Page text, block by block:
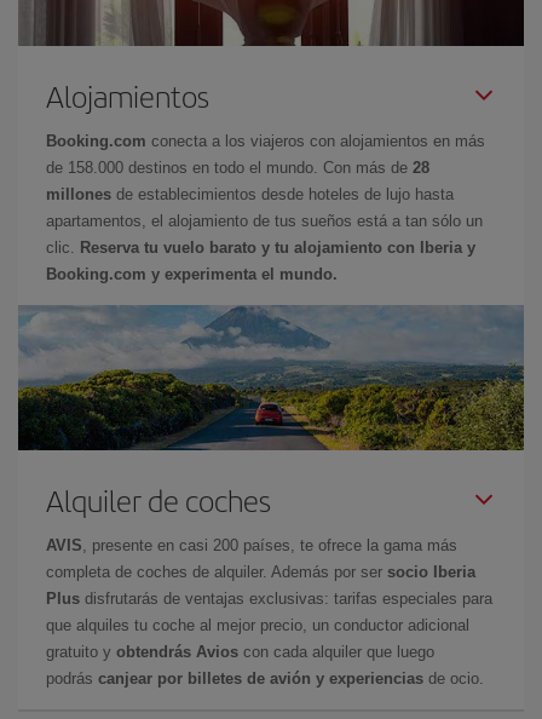
Alojamientos
Booking.com conecta a los viajeros con alojamientos en más
de 158.000 destinos en todo el mundo. Con más de 28
millones de establecimientos desde hoteles de lujo hasta
apartamentos, el alojamiento de tus sueños está a tan sólo un
clic.
Reserva tu vuelo barato y tu alojamiento con Iberia y
Booking.com y experimenta el mundo.
Alquiler de coches
AVIS , presente en casi 200 países, te ofrece la gama más
completa de coches de alquiler. Además por ser socio Iberia
Plus disfrutarás de ventajas exclusivas: tarifas especiales para
que alquiles tu coche al mejor precio, un conductor adicional
gratuito y obtendrás Avios con cada alquiler que luego
podrás canjear por billetes de avión y experiencias de ocio.